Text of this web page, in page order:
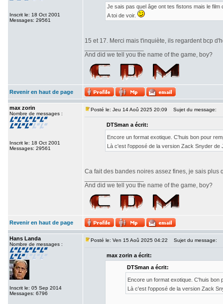
Inscrit le: 18 Oct 2001
Messages: 29561
Je sais pas quel âge ont tes fistons mais le
A toi de voir.
15 et 17. Merci mais t'inquiète, ils regardent bcp
And did we tell you the name of the game, boy?
Revenir en haut de page
max zorin
Nombre de messages :
Inscrit le: 18 Oct 2001
Messages: 29561
Posté le: Jeu 14 Aoû 2025 20:09 Sujet du message:
DTSman a écrit:
Encore un format exotique. C'huis bon pour
Là c'est l'opposé de la version Zack Snyder de
Ca fait des bandes noires assez fines, je sais
And did we tell you the name of the game, boy?
Revenir en haut de page
Hans Landa
Nombre de messages :
Inscrit le: 05 Sep 2014
Messages: 6796
Posté le: Ven 15 Aoû 2025 04:22 Sujet du message:
max zorin a écrit:
DTSman a écrit:
Encore un format exotique. C'huis
Là c'est l'opposé de la version Zack